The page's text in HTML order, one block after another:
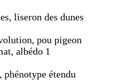
liseron des dunes
pou pigeon
albédo 1
étendu